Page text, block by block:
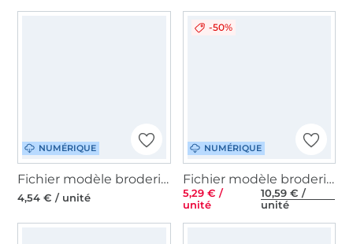
NUMÉRIQUE
Fichier modèle broderie Mistelzweig Beemybear
4,54 € / unité
NUMÉRIQUE
-50%
Fichier modèle broderie Wichtel Rock Queen
5,29 € /
unité
10,59 € /
unité